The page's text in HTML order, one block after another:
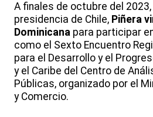
A finales de octubre del
presidencia de Chile, Piñera
Dominicana para participar
como el Sexto Encuentro
para el Desarrollo y el
y el Caribe del Centro de
Públicas, organizado por el
y Comercio.